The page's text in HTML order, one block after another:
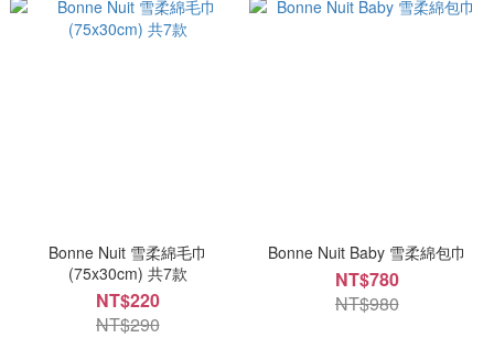
Bonne Nuit 雪柔綿毛巾
(75x30cm) 共7款
NT$220
NT$290
Bonne Nuit Baby 雪柔綿包巾
NT$780
NT$980